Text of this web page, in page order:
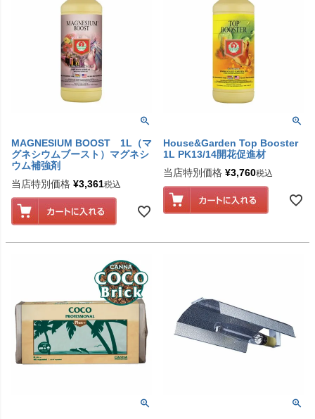
MAGNESIUM BOOST 1L（マ
グネシウムブースト）マグネシ
ウム補強剤
当店特別価格 ¥3,361税込
House&Garden Top Booster
1L PK13/14開花促進材
当店特別価格 ¥3,760税込